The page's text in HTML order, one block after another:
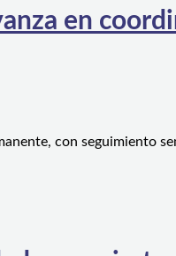
en
con seguimiento